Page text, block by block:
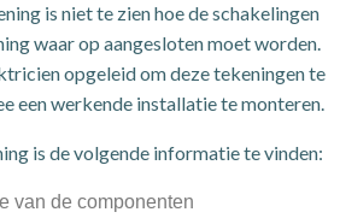
is niet te zien hoe de schakelingen
waar op aangesloten moet worden.
opgeleid om deze tekeningen te
een werkende installatie te monteren.
is de volgende informatie te vinden:
van de componenten